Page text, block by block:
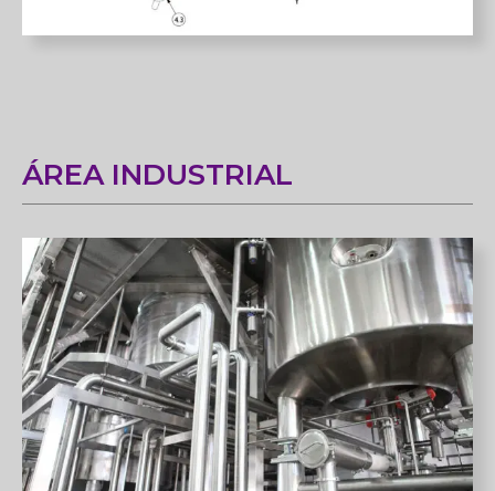
ÁREA INDUSTRIAL